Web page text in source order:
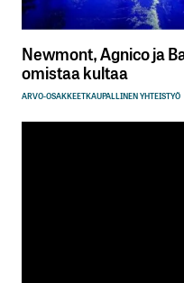
Newmont, Agnico ja
omistaa kultaa
ARVO-OSAKKEETKAUPALLINEN YHTEISTYÖ